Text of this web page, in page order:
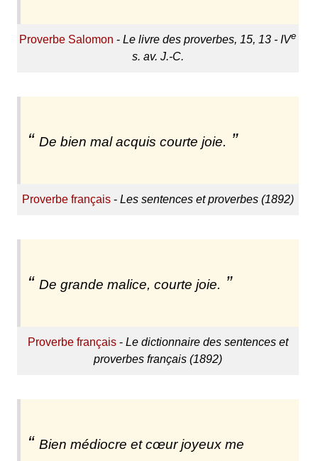
Proverbe Salomon -Le livre des proverbes, 15, 13 - IVe
s. av. J.-C.
De bien mal acquis courte joie.
Proverbe français- Les sentences et proverbes (1892)
De grande malice, courte joie.
Proverbe français- Le dictionnaire des sentences et
proverbes français (1892)
Bien médiocre et cœur joyeux me